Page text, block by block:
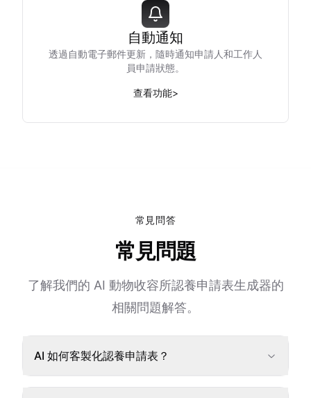
自動通知
透過自動電子郵件更新，隨時通知申請人和工作人
員申請狀態。
查看功能>
常見問答
常見問題
了解我們的 AI 動物收容所認養申請表生成器的
相關問題解答。
AI 如何客製化認養申請表？